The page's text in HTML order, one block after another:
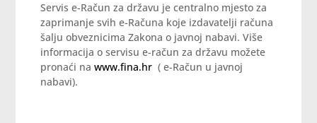
Servis e-Račun za državu je centralno mjesto za
zaprimanje svih e-Računa koje izdavatelji računa
šalju obveznicima Zakona o javnoj nabavi. Više
informacija o servisu e-račun za državu možete
pronaći nawww.fina.hr ( e-Račun u javnoj
nabavi).